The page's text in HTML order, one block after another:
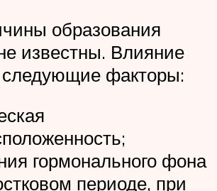
образования
известны. Влияние
факторы:
гормонального фона
периоде, при